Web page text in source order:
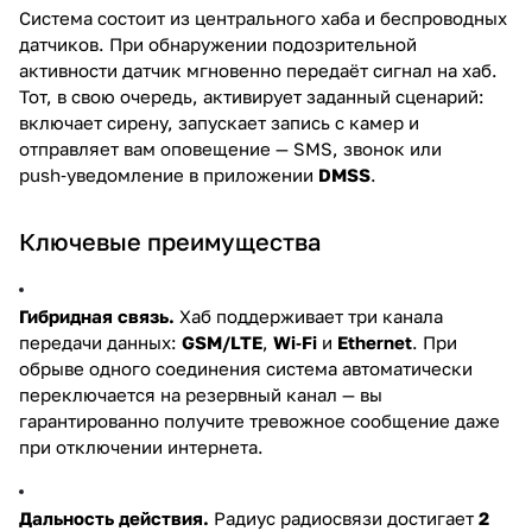
Система состоит из центрального хаба и беспроводных
датчиков. При обнаружении подозрительной
активности датчик мгновенно передаёт сигнал на хаб.
Тот, в свою очередь, активирует заданный сценарий:
включает сирену, запускает запись с камер и
отправляет вам оповещение — SMS, звонок или
push‑уведомление в приложении DMSS.
Ключевые преимущества
Гибридная связь. Хаб поддерживает три канала
передачи данных: GSM/LTE, Wi‑Fi и Ethernet. При
обрыве одного соединения система автоматически
переключается на резервный канал — вы
гарантированно получите тревожное сообщение даже
при отключении интернета.
Дальность действия. Радиус радиосвязи достигает 2